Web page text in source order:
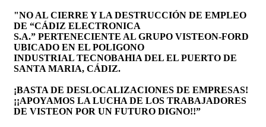
"NO AL CIERRE Y LA DESTRUCCIÓN DE EMPLEO
DE “CÁDIZ ELECTRONICA
S.A.” PERTENECIENTE AL GRUPO VISTEON-FORD
UBICADO EN EL POLIGONO
INDUSTRIAL TECNOBAHIA DEL EL PUERTO DE
SANTA MARIA, CÁDIZ.
¡BASTA DE DESLOCALIZACIONES DE EMPRESAS!
¡¡APOYAMOS LA LUCHA DE LOS TRABAJADORES
DE VISTEON POR UN FUTURO DIGNO!!”